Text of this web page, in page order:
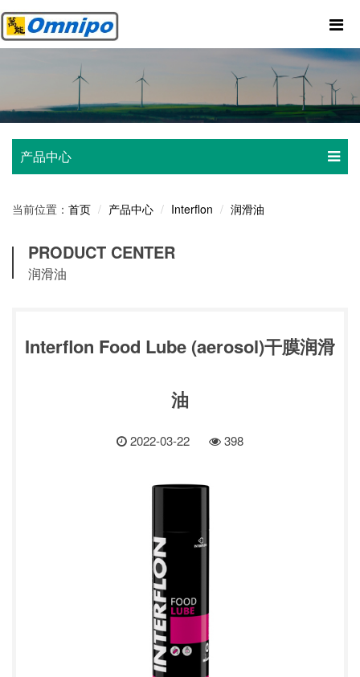
产品中心
当前位置： 首页 产品中心 Interflon 润滑油
PRODUCT CENTER
润滑油
Interflon Food Lube (aerosol)干膜润滑
油
2022-03-22 398